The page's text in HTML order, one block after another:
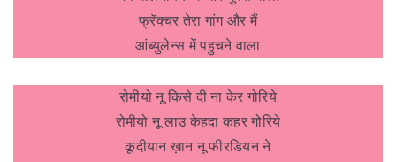
फ्रॅक्चर तेरा गांग और मैं
आंब्युलेन्स में पहुचने वाला
रोमीयो नू किसे दी ना केर गोरिये
रोमीयो नू लाउ केहदा कहर गोरिये
कूदीयान ख़ान नू फीरडियन ने